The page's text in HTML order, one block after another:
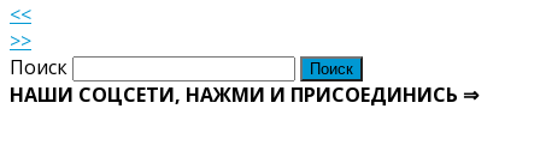
<<
>>
Поиск
НАШИ СОЦСЕТИ, НАЖМИ И ПРИСОЕДИНИСЬ ⇒